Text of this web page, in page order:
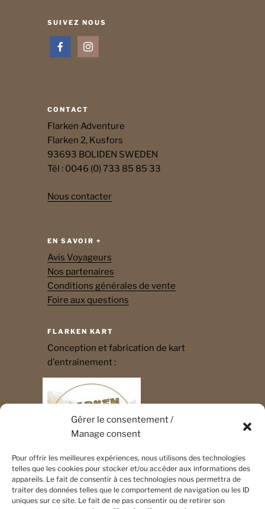
Gérer le consentement /
Manage consent
Pour offrir les meilleures expériences, nous utilisons des technologies
telles que les cookies pour stocker et/ou accéder aux informations des
appareils. Le fait de consentir à ces technologies nous permettra de
traiter des données telles que le comportement de navigation ou les ID
uniques sur ce site. Le fait de ne pas consentir ou de retirer son
SUIVEZ NOUS
CONTACT
Flarken Adventure
Flarken 2, Kusfors
93693 BOLIDEN SWEDEN
Tél : 0046 (0) 733 85 85 33
Nous contacter
EN SAVOIR +
Avis Voyageurs
Nos partenaires
Conditions générales de vente
Foire aux questions
FLARKEN KART
Conception et fabrication de kart
d'entraînement :